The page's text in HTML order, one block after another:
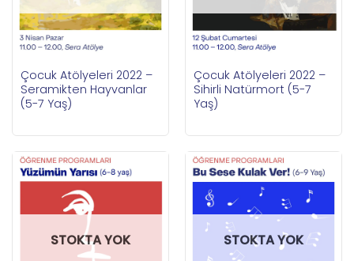
Çocuk Atölyeleri 2022 –
Seramikten Hayvanlar
(5-7 Yaş)
Çocuk Atölyeleri 2022 –
Sihirli Natürmort (5-7
Yaş)
STOKTA YOK STOKTA YOK